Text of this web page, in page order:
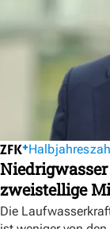
zweistellige
Die